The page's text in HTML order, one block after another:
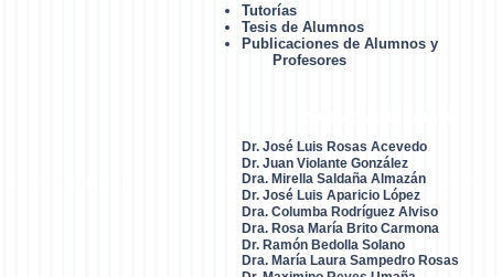
Tutorías
Tesis de Alumnos
Publicaciones de Alumnos y
Profesores
Dr. José Luis Rosas Acevedo
Dr. Juan Violante González
Dra. Mirella Saldaña Almazán
Dr. José Luis Aparicio López
Dra. Columba Rodríguez Alviso
Dra. Rosa María Brito Carmona
Dr. Ramón Bedolla Solano
Dra. María Laura Sampedro Rosas